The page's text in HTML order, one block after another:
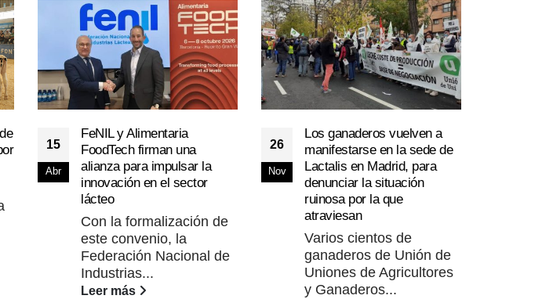
15
Abr
FeNIL y Alimentaria
FoodTech firman una
alianza para impulsar la
innovación en el sector
lácteo
Con la formalización de
este convenio, la
Federación Nacional de
Industrias...
Leer más
26
Nov
Los ganaderos vuelven a
manifestarse en la sede de
Lactalis en Madrid, para
denunciar la situación
ruinosa por la que
atraviesan
Varios cientos de
ganaderos de Unión de
Uniones de Agricultores
y Ganaderos...